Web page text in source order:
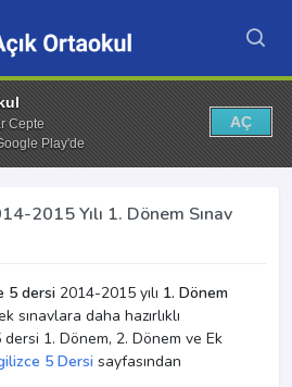
Cepte
Play'de
AÇ
2015 Yılı 1. Dönem Sınav
5 dersi 2014-2015 yılı 1. Dönem
sınavlara daha hazırlıklı
1. Dönem, 2. Dönem ve Ek
5 Dersi sayfasından